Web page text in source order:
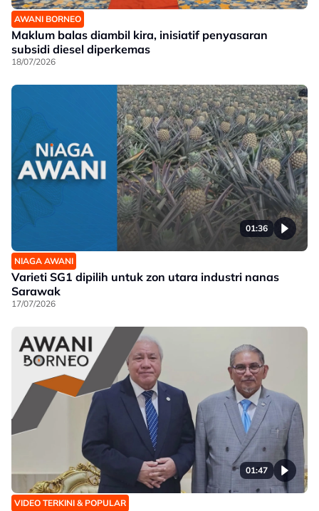
AWANI BORNEO
Maklum balas diambil kira, inisiatif penyasaran
subsidi diesel diperkemas
18/07/2026
01:36
NIAGA AWANI
Varieti SG1 dipilih untuk zon utara industri nanas
Sarawak
17/07/2026
01:47
VIDEO TERKINI & POPULAR